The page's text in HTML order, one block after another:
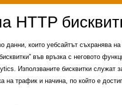
данни, които уебсайтът съхранява
във връзка с неговото
Използваните бисквитки служат
на трафик и начина, по който е